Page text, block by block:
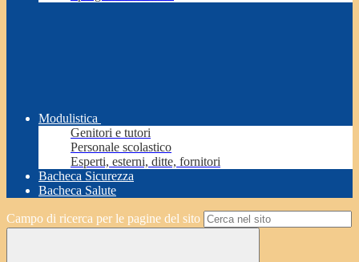
Modulistica
Genitori e tutori
Personale scolastico
Esperti, esterni, ditte, fornitori
Bacheca Sicurezza
Bacheca Salute
Campo di ricerca per le pagine del sito